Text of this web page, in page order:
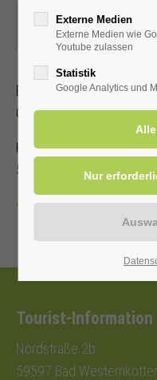
02.04.2024,
ORT: KURHALLE
Erlernen Sie die
Gelenk- und
Kostenbeitrag mit gültiger
5,00 €.
Zurück
Tourist-Information
Nordstraße 2b
59597 Bad
Externe Medien
Externe Medien wie
Youtube zulassen
Statistik
Google Analytics und